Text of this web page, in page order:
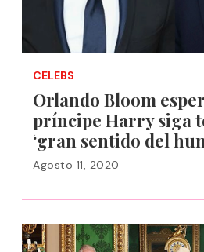
CELEBS
Orlando Bloom
príncipe Harry siga
‘gran sentido del
Agosto 11, 2020